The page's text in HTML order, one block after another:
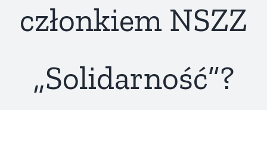
członkiem NSZZ
„Solidarność”?